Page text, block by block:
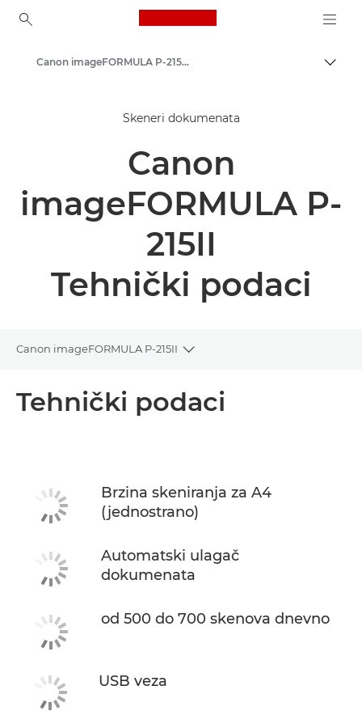
Canon Logo, back to
Skeneri dokumenata
Canon imageFORMULA P-215II - Skeneri dokumenata
Skeneri dokumenata
Canon
imageFORMULA P-
215II
Tehnički podaci
Canon imageFORMULA P-215II
Toggle breadcrumbs
Tehnički podaci
Brzina skeniranja za A4
(jednostrano)
Automatski ulagač
dokumenata
od 500 do 700 skenova dnevno
USB veza